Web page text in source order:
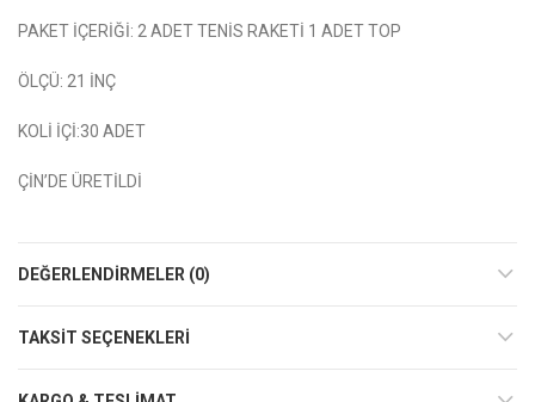
PAKET İÇERİĞİ: 2 ADET TENİS RAKETİ 1 ADET TOP
ÖLÇÜ: 21 İNÇ
KOLİ İÇİ:30 ADET
ÇİN’DE ÜRETİLDİ
DEĞERLENDIRMELER (0)
TAKSIT SEÇENEKLERI